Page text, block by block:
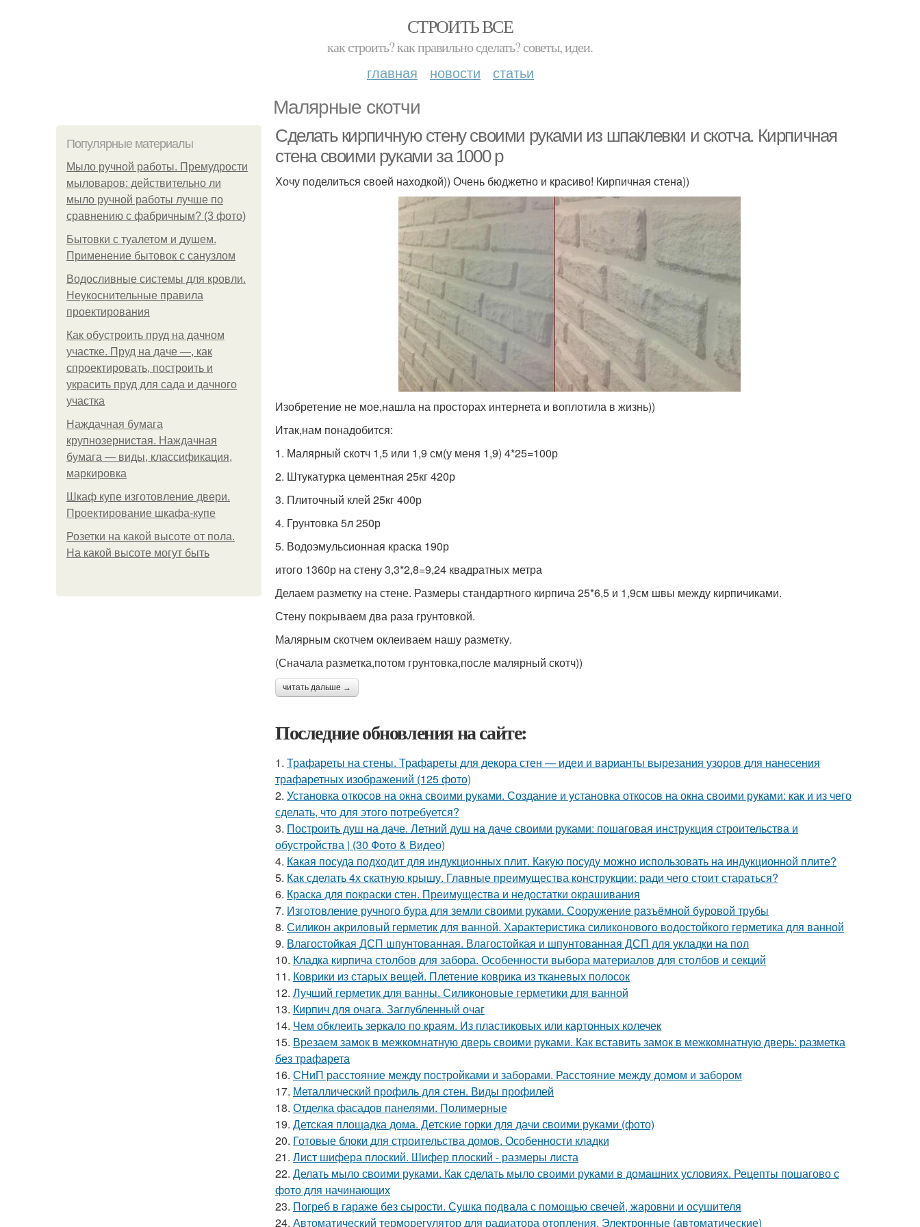
СТРОИТЬ ВСЕ
как строить? как правильно сделать? советы, идеи.
главная новости статьи
Малярные скотчи
Популярные материалы
Мыло ручной работы. Премудрости
мыловаров: действительно ли
мыло ручной работы лучше по
сравнению с фабричным? (3 фото)
Бытовки с туалетом и душем.
Применение бытовок с санузлом
Водосливные системы для кровли.
Неукоснительные правила
проектирования
Как обустроить пруд на дачном
участке. Пруд на даче —, как
спроектировать, построить и
украсить пруд для сада и дачного
участка
Наждачная бумага
крупнозернистая. Наждачная
бумага — виды, классификация,
маркировка
Шкаф купе изготовление двери.
Проектирование шкафа-купе
Розетки на какой высоте от пола.
На какой высоте могут быть
Сделать кирпичную стену своими руками из шпаклевки и скотча. Кирпичная
стена своими руками за 1000 р
Хочу поделиться своей находкой)) Очень бюджетно и красиво! Кирпичная стена))
Изобретение не мое,нашла на просторах интернета и воплотила в жизнь))
Итак,нам понадобится:
1. Малярный скотч 1,5 или 1,9 см(у меня 1,9) 4*25=100р
2. Штукатурка цементная 25кг 420р
3. Плиточный клей 25кг 400р
4. Грунтовка 5л 250р
5. Водоэмульсионная краска 190р
итого 1360р на стену 3,3*2,8=9,24 квадратных метра
Делаем разметку на стене. Размеры стандартного кирпича 25*6,5 и 1,9см швы между кирпичиками.
Стену покрываем два раза грунтовкой.
Малярным скотчем оклеиваем нашу разметку.
(Сначала разметка,потом грунтовка,после малярный скотч))
читать дальше →
Последние обновления на сайте:
1. Трафареты на стены. Трафареты для декора стен — идеи и варианты вырезания узоров для нанесения
трафаретных изображений (125 фото)
2. Установка откосов на окна своими руками. Создание и установка откосов на окна своими руками: как и из чего
сделать, что для этого потребуется?
3. Построить душ на даче. Летний душ на даче своими руками: пошаговая инструкция строительства и
обустройства | (30 Фото & Видео)
4. Какая посуда подходит для индукционных плит. Какую посуду можно использовать на индукционной плите?
5. Как сделать 4х скатную крышу. Главные преимущества конструкции: ради чего стоит стараться?
6. Краска для покраски стен. Преимущества и недостатки окрашивания
7. Изготовление ручного бура для земли своими руками. Сооружение разъёмной буровой трубы
8. Силикон акриловый герметик для ванной. Характеристика силиконового водостойкого герметика для ванной
9. Влагостойкая ДСП шпунтованная. Влагостойкая и шпунтованная ДСП для укладки на пол
10. Кладка кирпича столбов для забора. Особенности выбора материалов для столбов и секций
11. Коврики из старых вещей. Плетение коврика из тканевых полосок
12. Лучший герметик для ванны. Силиконовые герметики для ванной
13. Кирпич для очага. Заглубленный очаг
14. Чем обклеить зеркало по краям. Из пластиковых или картонных колечек
15. Врезаем замок в межкомнатную дверь своими руками. Как вставить замок в межкомнатную дверь: разметка
без трафарета
16. СНиП расстояние между постройками и заборами. Расстояние между домом и забором
17. Металлический профиль для стен. Виды профилей
18. Отделка фасадов панелями. Полимерные
19. Детская площадка дома. Детские горки для дачи своими руками (фото)
20. Готовые блоки для строительства домов. Особенности кладки
21. Лист шифера плоский. Шифер плоский - размеры листа
22. Делать мыло своими руками. Как сделать мыло своими руками в домашних условиях. Рецепты пошагово с
фото для начинающих
23. Погреб в гараже без сырости. Сушка подвала с помощью свечей, жаровни и осушителя
24. Автоматический терморегулятор для радиатора отопления. Электронные (автоматические)